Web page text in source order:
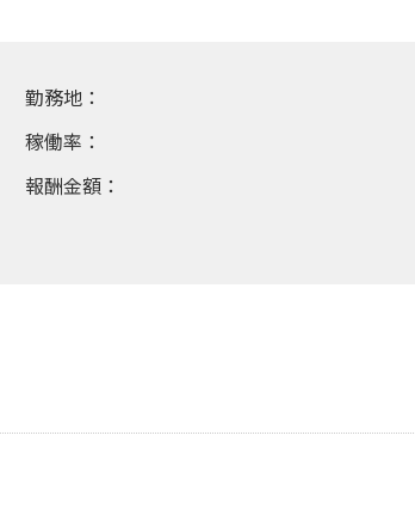
勤務地：
稼働率：
報酬金額：